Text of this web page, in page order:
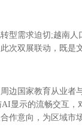
需求迫切;越南人
次双展联动，既是
国家教育从业者
显示的流畅交互，
作意向，为区域市